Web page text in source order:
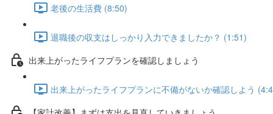
老後の生活費 (8:50)
退職後の収支はしっかり入力できましたか？ (1:51)
出来上がったライフプランを確認しましょう
出来上がったライフプランに不備がないか確認しよう